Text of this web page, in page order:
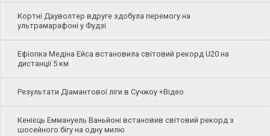
Кортні Дауволтер вдруге здобула перемогу на
ультрамарафоні у Фудзі
Ефіопка Медіна Ейса встановила світовий рекорд U20 на
дистанції 5 км
Результати Діамантової ліги в Сучжоу +Відео
Кенієць Еммануель Ваньйоні встановив світовий рекорд з
шосейного бігу на одну милю